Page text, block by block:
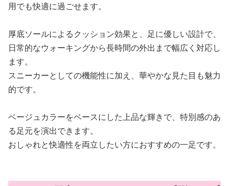
用でも快適に過ごせます。
厚底ソールによるクッション効果と、足に優しい設計で、
日常的なウォーキングから長時間の外出まで幅広く対応し
ます。
スニーカーとしての機能性に加え、華やかな見た目も魅力
的です。
ベージュカラーをベースにした上品な輝きで、特別感のあ
る足元を演出できます。
おしゃれと快適性を両立したい方におすすめの一足です。